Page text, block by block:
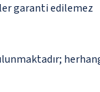
garanti edilemez